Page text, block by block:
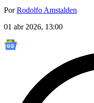
PorRodolfo Amstalden
01 abr 2026, 13:00